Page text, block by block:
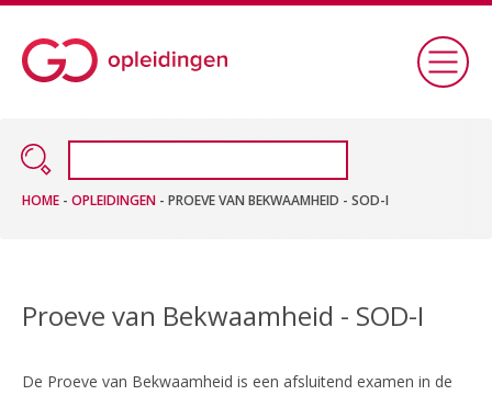
HOME - OPLEIDINGEN - PROEVE VAN BEKWAAMHEID - SOD-I
Proeve van Bekwaamheid - SOD-I
De Proeve van Bekwaamheid is een afsluitend examen in de